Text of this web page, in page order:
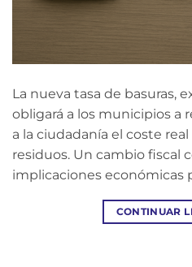
La nueva tasa de basuras,
obligará a los municipios
a la ciudadanía el coste
residuos. Un cambio fiscal
implicaciones económicas
CONTINUAR